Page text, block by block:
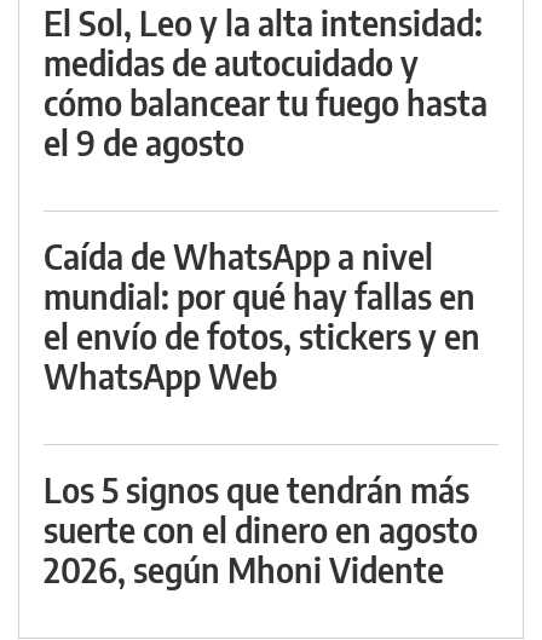
El Sol, Leo y la alta intensidad:
medidas de autocuidado y
cómo balancear tu fuego hasta
el 9 de agosto
Caída de WhatsApp a nivel
mundial: por qué hay fallas en
el envío de fotos, stickers y en
WhatsApp Web
Los 5 signos que tendrán más
suerte con el dinero en agosto
2026, según Mhoni Vidente